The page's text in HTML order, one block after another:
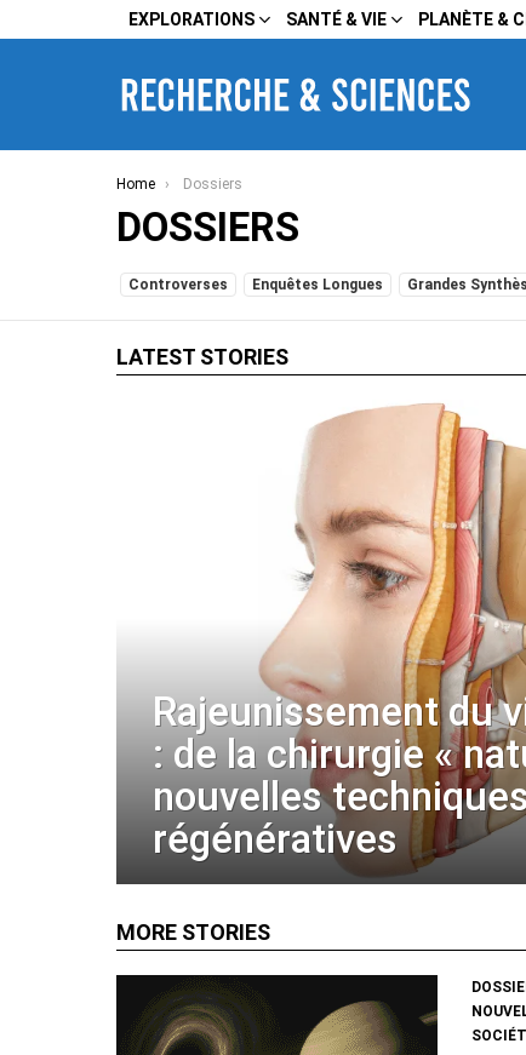
EXPLORATIONS SANTÉ & VIE PLANÈTE &
You are here:
Home Dossiers
DOSSIERS
SUBTERMS
Controverses Enquêtes Longues Grandes
LATEST STORIES
Rajeunissement du
: de la chirurgie «
nouvelles
régénératives
MORE STORIES